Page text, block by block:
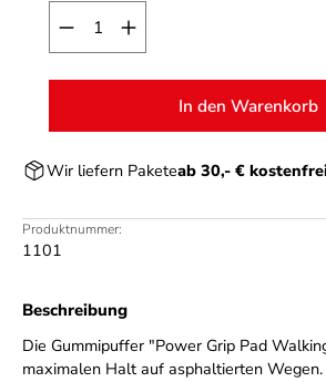
Produkt Anzahl: Gib den
In den Warenkorb
Wir liefern Paketeab 30,- €
Produktnummer:
1101
Beschreibung
Die Gummipuffer "Power Grip Pad
maximalen Halt auf asphaltierten Wegen.